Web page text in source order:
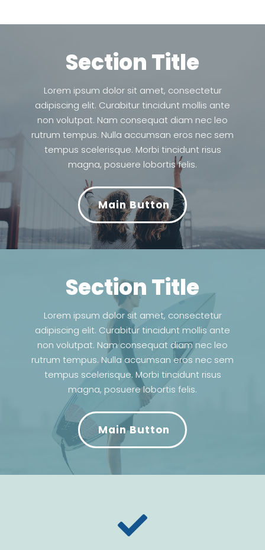
Section Title
Lorem ipsum dolor sit amet, consectetur
adipiscing elit. Curabitur tincidunt mollis ante
non volutpat. Nam consequat diam nec leo
rutrum tempus. Nulla accumsan eros nec sem
tempus scelerisque. Morbi tincidunt risus
magna, posuere lobortis felis.
Main Button
Section Title
Lorem ipsum dolor sit amet, consectetur
adipiscing elit. Curabitur tincidunt mollis ante
non volutpat. Nam consequat diam nec leo
rutrum tempus. Nulla accumsan eros nec sem
tempus scelerisque. Morbi tincidunt risus
magna, posuere lobortis felis.
Main Button
